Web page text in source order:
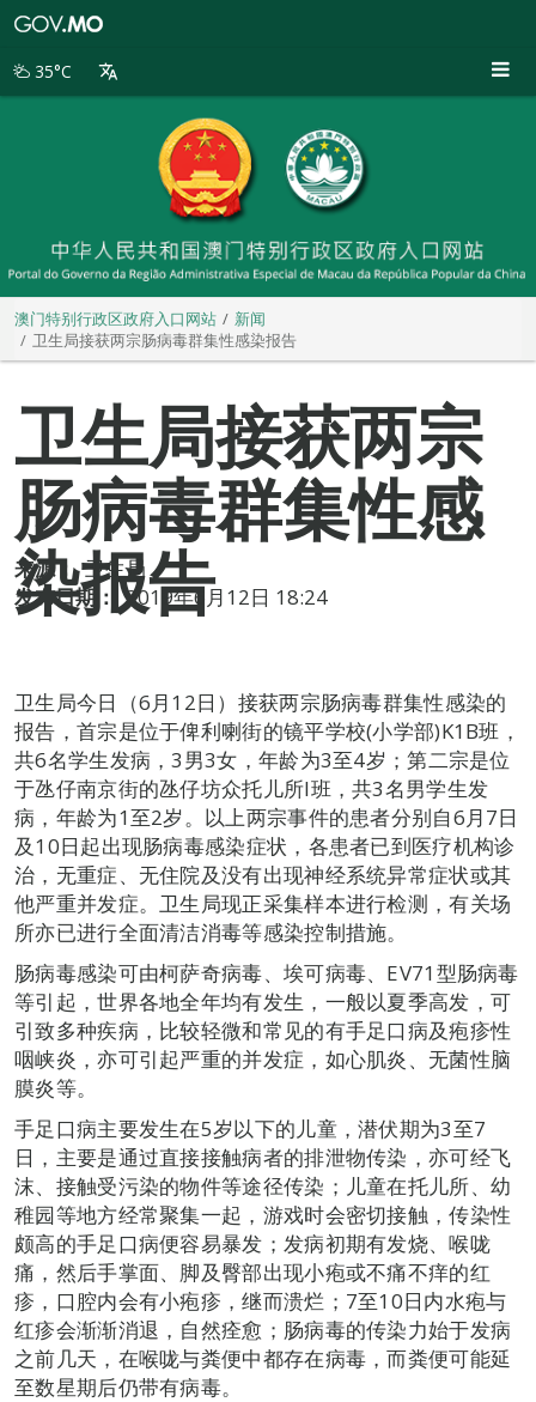
别
35°C
澳门特别行政区政府入口网站
新闻
卫生局接获两宗肠病毒群集性感染报告
卫生局接获两宗
肠病毒群集性感
染报告
来源： 卫生局
发布日期：
2019年6月12日 18:24
卫生局今日（6月12日）接获两宗肠病毒群集性感染的
报告，首宗是位于俾利喇街的镜平学校(小学部)K1B班，
共6名学生发病，3男3女，年龄为3至4岁；第二宗是位
于氹仔南京街的氹仔坊众托儿所I班，共3名男学生发
病，年龄为1至2岁。以上两宗事件的患者分别自6月7日
及10日起出现肠病毒感染症状，各患者已到医疗机构诊
治，无重症、无住院及没有出现神经系统异常症状或其
他严重并发症。卫生局现正采集样本进行检测，有关场
所亦已进行全面清洁消毒等感染控制措施。
肠病毒感染可由柯萨奇病毒、埃可病毒、EV71型肠病毒
等引起，世界各地全年均有发生，一般以夏季高发，可
引致多种疾病，比较轻微和常见的有手足口病及疱疹性
咽峡炎，亦可引起严重的并发症，如心肌炎、无菌性脑
膜炎等。
手足口病主要发生在5岁以下的儿童，潜伏期为3至7
日，主要是通过直接接触病者的排泄物传染，亦可经飞
沫、接触受污染的物件等途径传染；儿童在托儿所、幼
稚园等地方经常聚集一起，游戏时会密切接触，传染性
颇高的手足口病便容易暴发；发病初期有发烧、喉咙
痛，然后手掌面、脚及臀部出现小疱或不痛不痒的红
疹，口腔内会有小疱疹，继而溃烂；7至10日内水疱与
红疹会渐渐消退，自然痊愈；肠病毒的传染力始于发病
之前几天，在喉咙与粪便中都存在病毒，而粪便可能延
至数星期后仍带有病毒。